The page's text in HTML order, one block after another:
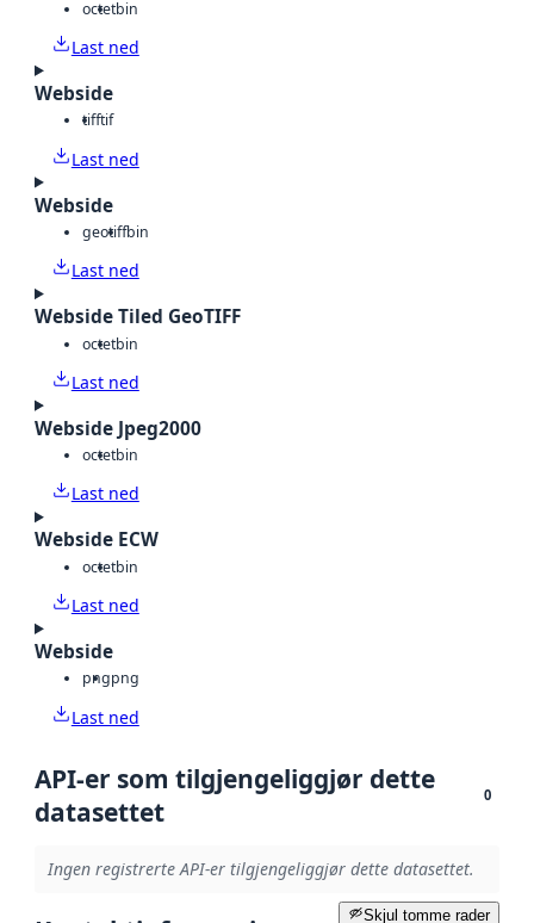
octetbin
Last ned
Webside
tifftif
Last ned
Webside
geotiffbin
Last ned
Webside Tiled GeoTIFF
octetbin
Last ned
Webside Jpeg2000
octetbin
Last ned
Webside ECW
octetbin
Last ned
Webside
pngpng
Last ned
API-er som tilgjengeliggjør dette
datasettet
0
Ingen registrerte API-er tilgjengeliggjør dette datasettet.
Skjul tomme rader